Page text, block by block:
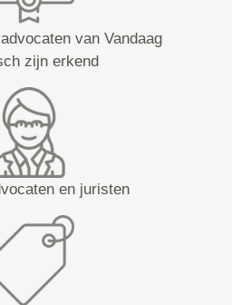
van Vandaag
zijn erkend
en juristen